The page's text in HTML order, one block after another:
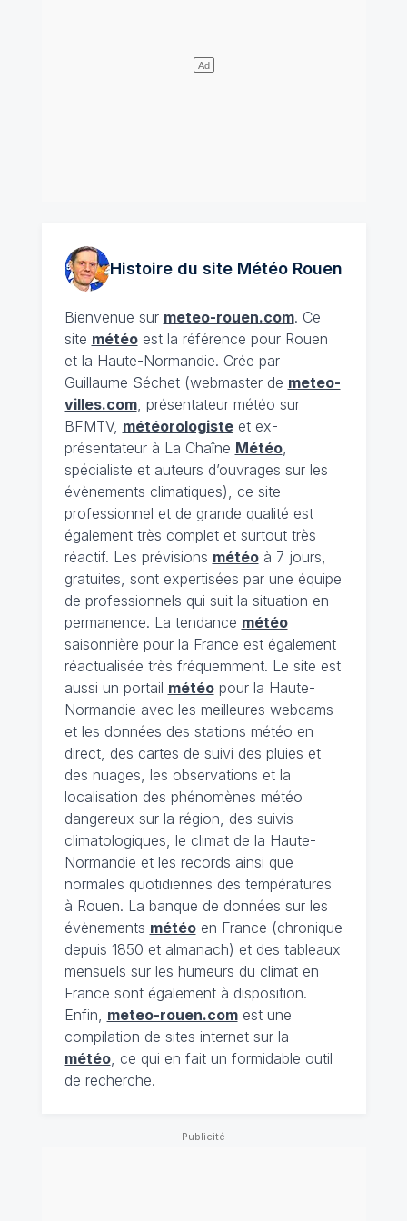
Histoire du site Météo Rouen
Bienvenue sur meteo-rouen.com. Ce
site météoest la référence pour Rouen
et la Haute-Normandie. Crée par
Guillaume Séchet (webmaster de meteo-
villes.com, présentateur météo sur
BFMTV, météorologisteet ex-
présentateur à La Chaîne Météo,
spécialiste et auteurs d’ouvrages sur les
évènements climatiques), ce site
professionnel et de grande qualité est
également très complet et surtout très
réactif. Les prévisions météoà 7 jours,
gratuites, sont expertisées par une équipe
de professionnels qui suit la situation en
permanence. La tendance météo
saisonnière pour la France est également
réactualisée très fréquemment. Le site est
aussi un portail météopour la Haute-
Normandie avec les meilleures webcams
et les données des stations météo en
direct, des cartes de suivi des pluies et
des nuages, les observations et la
localisation des phénomènes météo
dangereux sur la région, des suivis
climatologiques, le climat de la Haute-
Normandie et les records ainsi que
normales quotidiennes des températures
à Rouen. La banque de données sur les
évènements météoen France (chronique
depuis 1850 et almanach) et des tableaux
mensuels sur les humeurs du climat en
France sont également à disposition.
Enfin, meteo-rouen.comest une
compilation de sites internet sur la
météo, ce qui en fait un formidable outil
de recherche.